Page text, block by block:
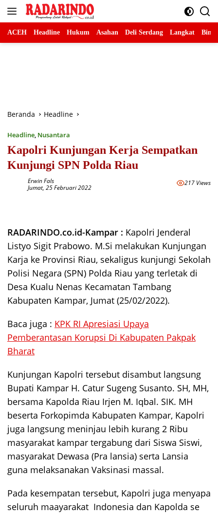
Langsung
ACEH Headline Hukum Asahan Deli Serdang Langkat
Beranda Headline
Headline, Nusantara
Kapolri Kunjungan Kerja Sempatkan
Kunjungi SPN Polda Riau
Erwin Fals
Jumat, 25 Februari 2022
217 Views
RADARINDO.co.id-Kampar : Kapolri Jenderal
Listyo Sigit Prabowo. M.Si melakukan Kunjungan
Karja ke Provinsi Riau, sekaligus kunjungi Sekolah
Polisi Negara (SPN) Polda Riau yang terletak di
Desa Kualu Nenas Kecamatan Tambang
Kabupaten Kampar, Jumat (25/02/2022).
Baca juga : KPK RI Apresiasi Upaya
Pemberantasan Korupsi Di Kabupaten Pakpak
Bharat
Kunjungan Kapolri tersebut disambut langsung
Bupati Kampar H. Catur Sugeng Susanto. SH, MH,
bersama Kapolda Riau Irjen M. Iqbal. SIK. MH
beserta Forkopimda Kabupaten Kampar, Kapolri
juga langsung meninjau lebih kurang 2 Ribu
masyarakat kampar tergabung dari Siswa Siswi,
masyarakat Dewasa (Pra lansia) serta Lansia
guna melaksanakan Vaksinasi massal.
Pada kesempatan tersebut, Kapolri juga menyapa
seluruh maayarakat Indonesia dan Kapolda se